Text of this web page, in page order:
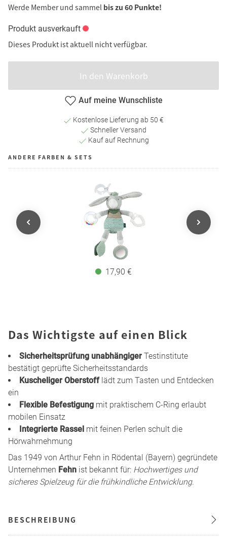
Werde Member und sammel bis zu 60 Punkte!
Produkt ausverkauft
Dieses Produkt ist aktuell nicht verfügbar.
In den Warenkorb
Auf meine Wunschliste
Kostenlose Lieferung ab 50 €
Schneller Versand
Kauf auf Rechnung
ANDERE FARBEN & SETS
17,90 €
Das Wichtigste auf einen Blick
Sicherheitsprüfung unabhängiger Testinstitute
bestätigt geprüfte Sicherheitsstandards
Kuscheliger Oberstofflädt zum Tasten und Entdecken
ein
Flexible Befestigung mit praktischem C-Ring erlaubt
mobilen Einsatz
Integrierte Rassel mit feinen Perlen schult die
Hörwahrnehmung
Das 1949 von Arthur Fehn in Rödental (Bayern) gegründete
Unternehmen Fehn ist bekannt für: Hochwertiges und
sicheres Spielzeug für die frühkindliche Entwicklung.
BESCHREIBUNG